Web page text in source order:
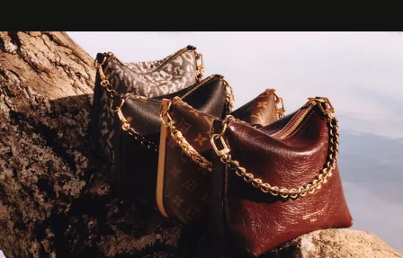
sculpture.